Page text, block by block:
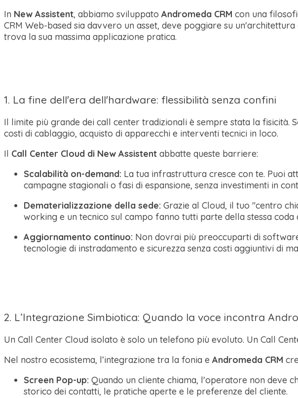
In New Assistent, abbiamo sviluppato Andromeda CRM con una
CRM Web-based sia davvero un asset, deve poggiare su
trova la sua massima applicazione pratica.
1. La fine dell'era dell'hardware: flessibilità senza confini
Il limite più grande dei call center tradizionali è sempre stata la
costi di cablaggio, acquisto di apparecchi e interventi tecnici in loco.
Il Call Center Cloud di New Assistent abbatte queste barriere:
Scalabilità on-demand: La tua infrastruttura cresce con te. Puoi
campagne stagionali o fasi di espansione, senza investimenti in
Dematerializzazione della sede: Grazie al Cloud, il tuo "centro
working e un tecnico sul campo fanno tutti parte della stessa coda
Aggiornamento continuo: Non dovrai più preoccuparti di
tecnologie di instradamento e sicurezza senza costi aggiuntivi di
2. L’Integrazione Simbiotica: Quando la voce incontra
Un Call Center Cloud isolato è solo un telefono più evoluto. Un Call
Nel nostro ecosistema, l’integrazione tra la fonia e Andromeda CRM
Screen Pop-up: Quando un cliente chiama, l'operatore non deve
storico dei contatti, le pratiche aperte e le preferenze del cliente.